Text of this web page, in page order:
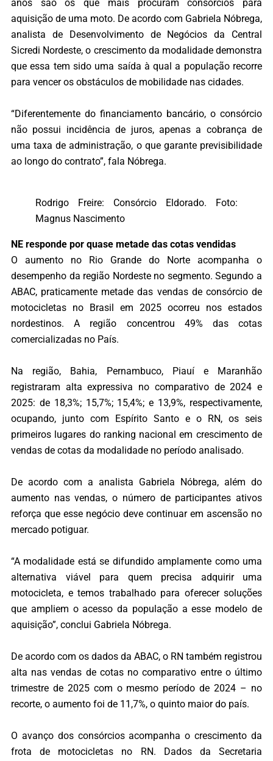
anos são os que mais procuram consórcios para
aquisição de uma moto. De acordo com Gabriela Nóbrega,
analista de Desenvolvimento de Negócios da Central
Sicredi Nordeste, o crescimento da modalidade demonstra
que essa tem sido uma saída à qual a população recorre
para vencer os obstáculos de mobilidade nas cidades.
“Diferentemente do financiamento bancário, o consórcio
não possui incidência de juros, apenas a cobrança de
uma taxa de administração, o que garante previsibilidade
ao longo do contrato”, fala Nóbrega.
Rodrigo Freire: Consórcio Eldorado. Foto:
Magnus Nascimento
NE responde por quase metade das cotas vendidas
O aumento no Rio Grande do Norte acompanha o
desempenho da região Nordeste no segmento. Segundo a
ABAC, praticamente metade das vendas de consórcio de
motocicletas no Brasil em 2025 ocorreu nos estados
nordestinos. A região concentrou 49% das cotas
comercializadas no País.
Na região, Bahia, Pernambuco, Piauí e Maranhão
registraram alta expressiva no comparativo de 2024 e
2025: de 18,3%; 15,7%; 15,4%; e 13,9%, respectivamente,
ocupando, junto com Espírito Santo e o RN, os seis
primeiros lugares do ranking nacional em crescimento de
vendas de cotas da modalidade no período analisado.
De acordo com a analista Gabriela Nóbrega, além do
aumento nas vendas, o número de participantes ativos
reforça que esse negócio deve continuar em ascensão no
mercado potiguar.
“A modalidade está se difundido amplamente como uma
alternativa viável para quem precisa adquirir uma
motocicleta, e temos trabalhado para oferecer soluções
que ampliem o acesso da população a esse modelo de
aquisição”, conclui Gabriela Nóbrega.
De acordo com os dados da ABAC, o RN também registrou
alta nas vendas de cotas no comparativo entre o último
trimestre de 2025 com o mesmo período de 2024 – no
recorte, o aumento foi de 11,7%, o quinto maior do país.
O avanço dos consórcios acompanha o crescimento da
frota de motocicletas no RN. Dados da Secretaria